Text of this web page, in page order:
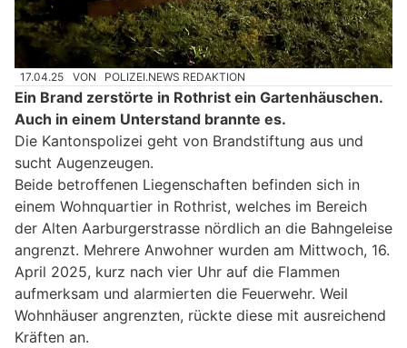
17.04.25 VON POLIZEI.NEWS REDAKTION
Ein Brand zerstörte in Rothrist ein Gartenhäuschen.
Auch in einem Unterstand brannte es.
Die Kantonspolizei geht von Brandstiftung aus und
sucht Augenzeugen.
Beide betroffenen Liegenschaften befinden sich in
einem Wohnquartier in Rothrist, welches im Bereich
der Alten Aarburgerstrasse nördlich an die Bahngeleise
angrenzt. Mehrere Anwohner wurden am Mittwoch, 16.
April 2025, kurz nach vier Uhr auf die Flammen
aufmerksam und alarmierten die Feuerwehr. Weil
Wohnhäuser angrenzten, rückte diese mit ausreichend
Kräften an.